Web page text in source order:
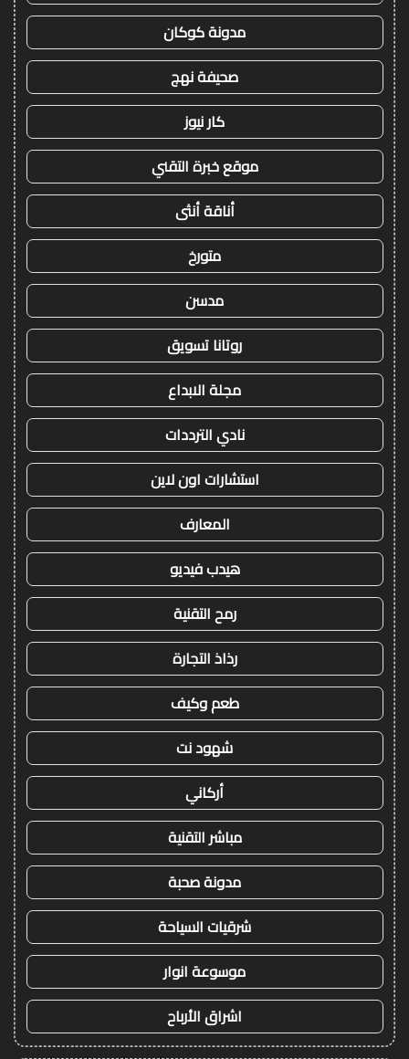
مدونة كوكان
صحيفة نهج
كار نيوز
موقع خبرة التقني
أناقة أنثى
متورخ
مدسن
روتانا تسويق
مجلة الابداع
نادي الترددات
استشارات اون لاين
المعارف
هيدب فيديو
رمح التقنية
رذاذ التجارة
طعم وكيف
شهود نت
أركاني
مباشر التقنية
مدونة صحبة
شرقيات السياحة
موسوعة انوار
اشراق الأرباح